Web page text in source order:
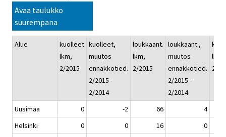
Avaa taulukko
suurempana
Alue
kuolleet
lkm,
2/2015
kuolleet,
muutos
ennakkotied.
2/2015 -
2/2014
loukkaant.
lkm,
2/2015
loukkaant.,
muutos
ennakkotied.
2/2015 -
2/2014
lkm,
2/
Uusimaa 0 -2 66
4
Helsinki
0 0 16
0